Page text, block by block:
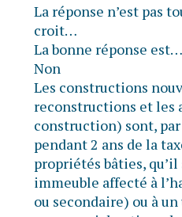
La réponse n’est pas
croit…
La bonne réponse est…
Non
Les constructions
reconstructions et les
construction) sont,
pendant 2 ans de la
propriétés bâties, qu’il
immeuble affecté à
ou secondaire) ou à